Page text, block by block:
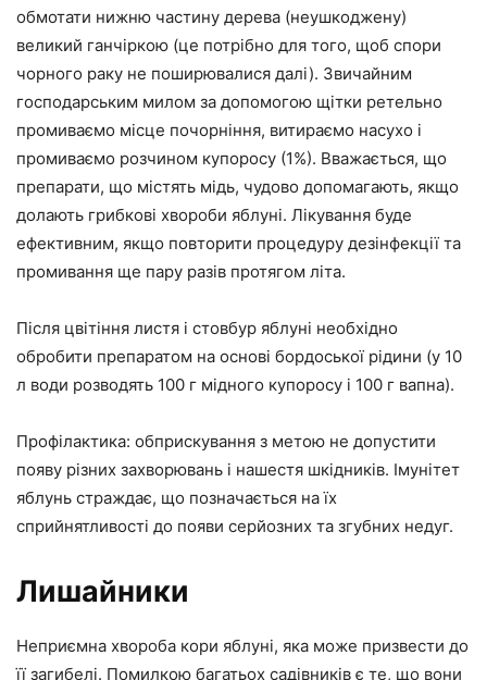
обмотати нижню частину дерева (неушкоджену)
великий ганчіркою (це потрібно для того, щоб спори
чорного раку не поширювалися далі). Звичайним
господарським милом за допомогою щітки ретельно
промиваємо місце почорніння, витираємо насухо і
промиваємо розчином купоросу (1%). Вважається, що
препарати, що містять мідь, чудово допомагають, якщо
долають грибкові хвороби яблуні. Лікування буде
ефективним, якщо повторити процедуру дезінфекції та
промивання ще пару разів протягом літа.
Після цвітіння листя і стовбур яблуні необхідно
обробити препаратом на основі бордоської рідини (у 10
л води розводять 100 г мідного купоросу і 100 г вапна).
Профілактика: обприскування з метою не допустити
появу різних захворювань і нашестя шкідників. Імунітет
яблунь страждає, що позначається на їх
сприйнятливості до появи серйозних та згубних недуг.
Лишайники
Неприємна хвороба кори яблуні, яка може призвести до
її загибелі. Помилкою багатьох садівників є те, що вони